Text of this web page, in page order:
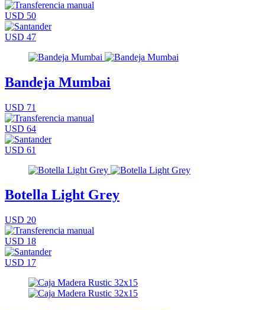
USD 50
USD 47
Bandeja Mumbai
USD 71
USD 64
USD 61
Botella Light Grey
USD 20
USD 18
USD 17